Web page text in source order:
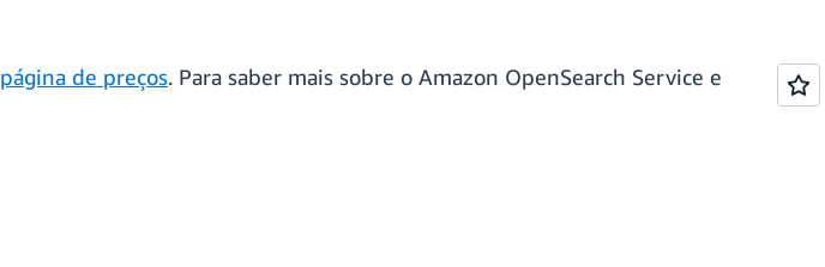
página de preços. Para saber mais sobre o Amazon OpenSearch Service e